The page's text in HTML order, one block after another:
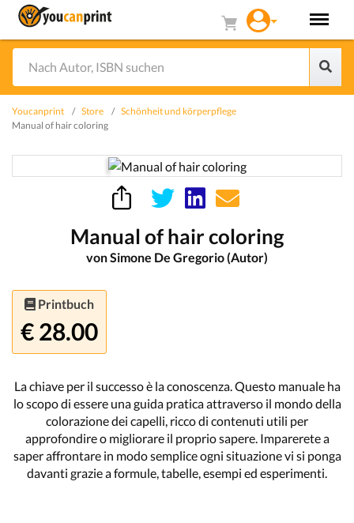
Youcanprint Store
Schönheit und körperpflege
Manual of hair coloring
Manual of hair coloring
von Simone De Gregorio (Autor)
Printbuch
€ 28.00
La chiave per il successo è la conoscenza. Questo manuale ha
lo scopo di essere una guida pratica attraverso il mondo della
colorazione dei capelli, ricco di contenuti utili per
approfondire o migliorare il proprio sapere. Imparerete a
saper affrontare in modo semplice ogni situazione vi si ponga
davanti grazie a formule, tabelle, esempi ed esperimenti.